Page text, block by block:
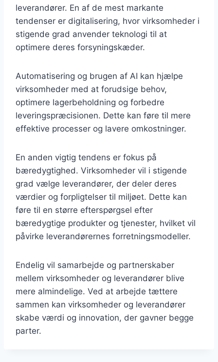
leverandører. En af de mest markante
tendenser er digitalisering, hvor virksomheder i
stigende grad anvender teknologi til at
optimere deres forsyningskæder.
Automatisering og brugen af AI kan hjælpe
virksomheder med at forudsige behov,
optimere lagerbeholdning og forbedre
leveringspræcisionen. Dette kan føre til mere
effektive processer og lavere omkostninger.
En anden vigtig tendens er fokus på
bæredygtighed. Virksomheder vil i stigende
grad vælge leverandører, der deler deres
værdier og forpligtelser til miljøet. Dette kan
føre til en større efterspørgsel efter
bæredygtige produkter og tjenester, hvilket vil
påvirke leverandørernes forretningsmodeller.
Endelig vil samarbejde og partnerskaber
mellem virksomheder og leverandører blive
mere almindelige. Ved at arbejde tættere
sammen kan virksomheder og leverandører
skabe værdi og innovation, der gavner begge
parter.